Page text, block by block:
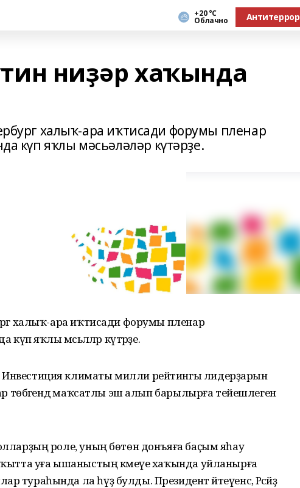
+20 °С
Облачно Антитеррор
ниҙәр хаҡында
халыҡ-ара иҡтисади форумы пленар
яҡлы мәсьәләләр күтәрҙе.
халыҡ-ара иҡтисади форумы пленар
яҡлы мәсьәләләр күтәрҙе.
климаты милли рейтингы лидерҙарын
төбәгендә маҡсатлы эш алып барылырға тейешлеген
роле, уның бөтөн донъяға баҫым яһау
уға ышаныстың кәмеүе хаҡында уйланырға
тураһында ла һүҙ булды. Президент әйтеүенсә, Рәсәйҙә